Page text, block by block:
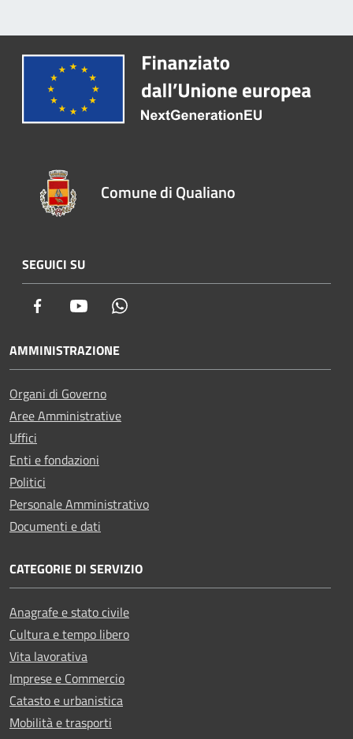
Comune di Qualiano
SEGUICI SU
Facebook Youtube
AMMINISTRAZIONE
Organi di Governo
Aree Amministrative
Uffici
Enti e fondazioni
Politici
Personale Amministrativo
Documenti e dati
CATEGORIE DI SERVIZIO
Anagrafe e stato civile
Cultura e tempo libero
Vita lavorativa
Imprese e Commercio
Catasto e urbanistica
Mobilità e trasporti